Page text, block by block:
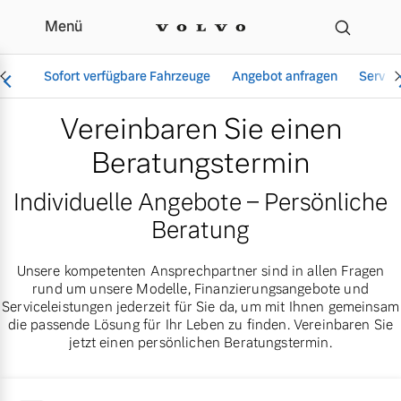
Beratungstermin für
Menü
Sofort verfügbare Fahrzeuge Angebot anfragen
6 Modelle
Plug-in Hybrid
3 Modelle
Aktuelle Angebote
Geschäftskunden
Über uns
Unser Team
Vereinbaren Sie einen
Beratungstermin
Individuelle Angebote – Persönliche
Beratung
Unsere kompetenten Ansprechpartner sind in allen Fragen
rund um unsere Modelle, Finanzierungsangebote und
Serviceleistungen jederzeit für Sie da, um mit Ihnen gemeinsam
die passende Lösung für Ihr Leben zu finden. Vereinbaren Sie
jetzt einen persönlichen Beratungstermin.